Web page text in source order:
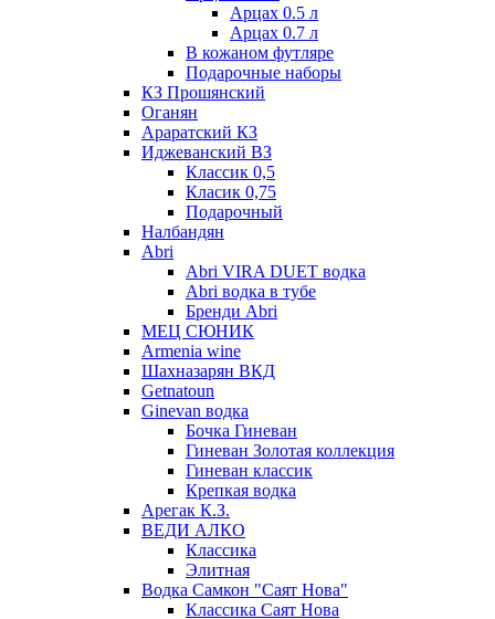
Арцах 0.5 л
Арцах 0.7 л
В кожаном футляре
Подарочные наборы
КЗ Прошянский
Оганян
Араратский КЗ
Иджеванский ВЗ
Классик 0,5
Класик 0,75
Подарочный
Налбандян
Abri
Abri VIRA DUET водка
Abri водка в тубе
Бренди Abri
МЕЦ СЮНИК
Armenia wine
Шахназарян ВКД
Getnatoun
Ginevan водка
Бочка Гиневан
Гиневан Золотая коллекция
Гиневан классик
Крепкая водка
Арегак К.З.
ВЕДИ АЛКО
Классика
Элитная
Водка Самкон "Саят Нова"
Классика Саят Нова